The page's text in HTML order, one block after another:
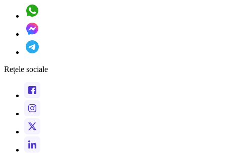
Rețele sociale